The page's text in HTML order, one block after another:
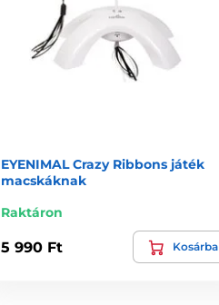
EYENIMAL Crazy Ribbons játék
macskáknak
Raktáron
5 990 Ft Kosárba